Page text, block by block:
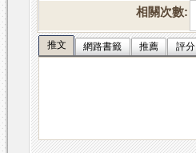
相關次數:
推文 網路書籤 推薦 評分